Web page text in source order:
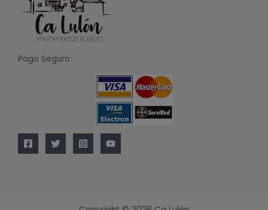
Pago Seguro: